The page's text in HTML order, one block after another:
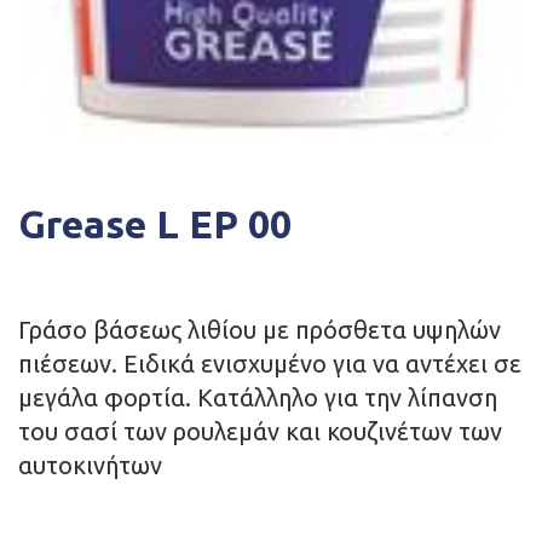
Grease L EP 00
Γράσο βάσεως λιθίου με πρόσθετα υψηλών
πιέσεων. Ειδικά ενισχυμένο για να αντέχει σε
μεγάλα φορτία. Κατάλληλο για την λίπανση
του σασί των ρουλεμάν και κουζινέτων των
αυτοκινήτων